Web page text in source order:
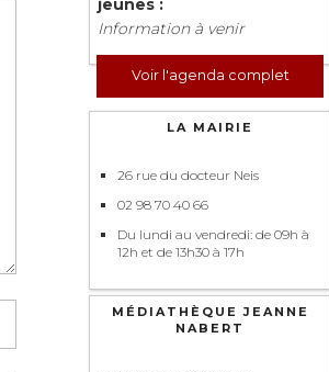
jeunes :
Information à venir
Voir l'agenda complet
LA MAIRIE
26 rue du docteur Neis
02 98 70 40 66
Du lundi au vendredi: de 09h à
12h et de 13h30 à 17h
MÉDIATHÈQUE JEANNE
NABERT